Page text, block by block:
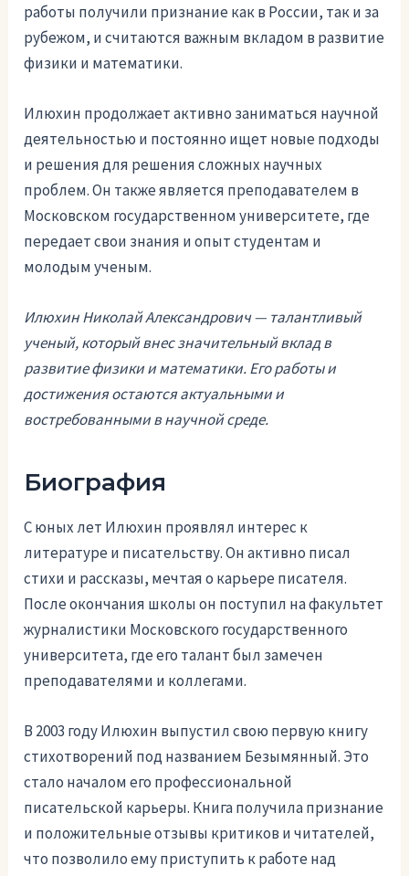
работы получили признание как в России, так и за
рубежом, и считаются важным вкладом в развитие
физики и математики.
Илюхин продолжает активно заниматься научной
деятельностью и постоянно ищет новые подходы
и решения для решения сложных научных
проблем. Он также является преподавателем в
Московском государственном университете, где
передает свои знания и опыт студентам и
молодым ученым.
Илюхин Николай Александрович — талантливый
ученый, который внес значительный вклад в
развитие физики и математики. Его работы и
достижения остаются актуальными и
востребованными в научной среде.
Биография
С юных лет Илюхин проявлял интерес к
литературе и писательству. Он активно писал
стихи и рассказы, мечтая о карьере писателя.
После окончания школы он поступил на факультет
журналистики Московского государственного
университета, где его талант был замечен
преподавателями и коллегами.
В 2003 году Илюхин выпустил свою первую книгу
стихотворений под названием Безымянный. Это
стало началом его профессиональной
писательской карьеры. Книга получила признание
и положительные отзывы критиков и читателей,
что позволило ему приступить к работе над